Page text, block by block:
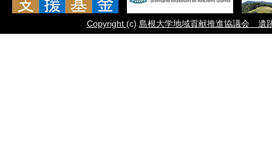
Copyright (c) 島根大学地域貢献推進協議会 遺